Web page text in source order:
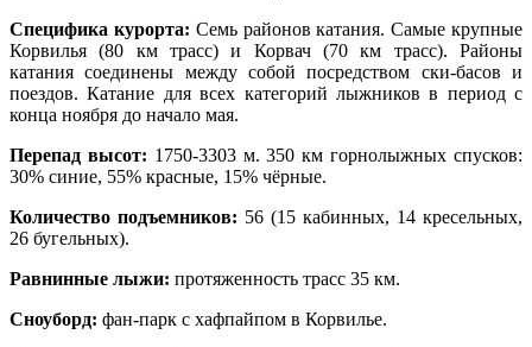
Специфика курорта: Семь районов катания. Самые крупные
Корвилья (80 км трасс) и Корвач (70 км трасс). Районы
катания соединены между собой посредством ски-басов и
поездов. Катание для всех категорий лыжников в период с
конца ноября до начало мая.
Перепад высот: 1750-3303 м. 350 км горнолыжных спусков:
30% синие, 55% красные, 15% чёрные.
Количество подъемников: 56 (15 кабинных, 14 кресельных,
26 бугельных).
Равнинные лыжи: протяженность трасс 35 км.
Сноуборд: фан-парк с хафпайпом в Корвилье.